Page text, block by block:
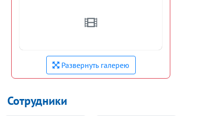
Развернуть галерею
Сотрудники